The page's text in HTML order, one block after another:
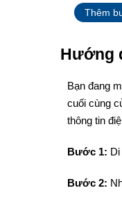
Thêm
Hướng
Bạn đang
cuối cùng
thông tin
Bước 1:
Bước 2: